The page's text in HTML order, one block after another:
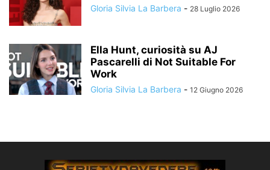
Gloria Silvia La Barbera - 28 Luglio 2026
Ella Hunt, curiosità su AJ
Pascarelli di Not Suitable For
Work
Gloria Silvia La Barbera - 12 Giugno 2026